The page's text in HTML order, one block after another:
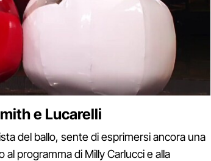
e Lucarelli
del ballo, sente di esprimersi ancora una
programma di Milly Carlucci e alla